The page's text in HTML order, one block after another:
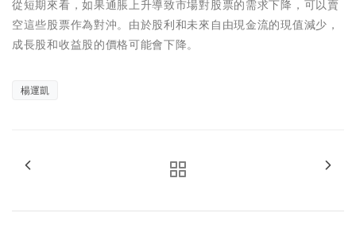
從短期來看，如果通脹上升導致市場對股票的需求下降，可以賣
空這些股票作為對沖。由於股利和未來自由現金流的現值減少，
成長股和收益股的價格可能會下降。
楊運凱